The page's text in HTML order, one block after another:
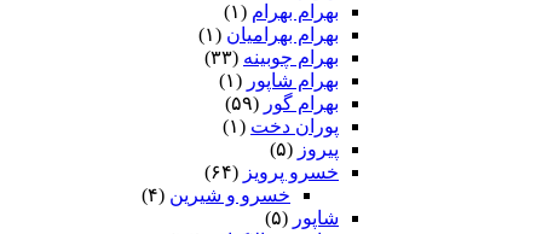
بهرام بهرام (۱)
بهرام بهرامیان‏ (۱)
بهرام چوبینه (۳۳)
بهرام شاپور (۱)
بهرام گور (۵۹)
پوران دخت (۱)
پیروز (۵)
خسرو پرویز (۶۴)
خسرو و شیرین (۴)
شاپور (۵)